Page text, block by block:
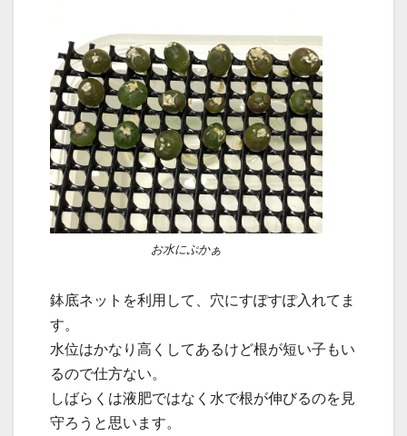
お水にぷかぁ
鉢底ネットを利用して、穴にすぽすぽ入れてま
す。
水位はかなり高くしてあるけど根が短い子もい
るので仕方ない。
しばらくは液肥ではなく水で根が伸びるのを見
守ろうと思います。